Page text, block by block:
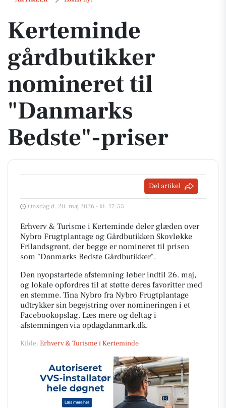
Kerteminde
gårdbutikker
nomineret til
"Danmarks
Bedste"-priser
Del artikel
Onsdag d. 20. maj 2026 - kl. 17:55
Erhverv & Turisme i Kerteminde deler glæden over
Nybro Frugtplantage og Gårdbutikken Skovløkke
Frilandsgrønt, der begge er nomineret til prisen
som "Danmarks Bedste Gårdbutikker".
Den nyopstartede afstemning løber indtil 26. maj,
og lokale opfordres til at støtte deres favoritter med
en stemme. Tina Nybro fra Nybro Frugtplantage
udtrykker sin begejstring over nomineringen i et
Facebookopslag. Læs mere og deltag i
afstemningen via opdagdanmark.dk.
Kilde: Erhverv & Turisme i Kerteminde